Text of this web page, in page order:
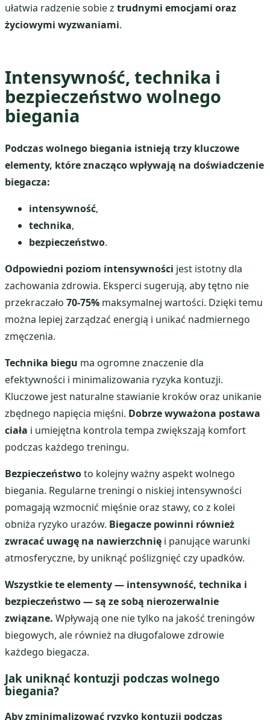
ułatwia radzenie sobie z trudnymi emocjami oraz
życiowymi wyzwaniami.
Intensywność, technika i
bezpieczeństwo wolnego
biegania
Podczas wolnego biegania istnieją trzy kluczowe
elementy, które znacząco wpływają na doświadczenie
biegacza:
intensywność,
technika,
bezpieczeństwo.
Odpowiedni poziom intensywności jest istotny dla
zachowania zdrowia. Eksperci sugerują, aby tętno nie
przekraczało 70-75% maksymalnej wartości. Dzięki temu
można lepiej zarządzać energią i unikać nadmiernego
zmęczenia.
Technika biegu ma ogromne znaczenie dla
efektywności i minimalizowania ryzyka kontuzji.
Kluczowe jest naturalne stawianie kroków oraz unikanie
zbędnego napięcia mięśni. Dobrze wyważona postawa
ciała i umiejętna kontrola tempa zwiększają komfort
podczas każdego treningu.
Bezpieczeństwoto kolejny ważny aspekt wolnego
biegania. Regularne treningi o niskiej intensywności
pomagają wzmocnić mięśnie oraz stawy, co z kolei
obniża ryzyko urazów. Biegacze powinni również
zwracać uwagę na nawierzchnię i panujące warunki
atmosferyczne, by uniknąć poślizgnięć czy upadków.
Wszystkie te elementy — intensywność, technika i
bezpieczeństwo — są ze sobą nierozerwalnie
związane. Wpływają one nie tylko na jakość treningów
biegowych, ale również na długofalowe zdrowie
każdego biegacza.
Jak uniknąć kontuzji podczas wolnego
biegania?
Aby zminimalizować ryzyko kontuzji podczas